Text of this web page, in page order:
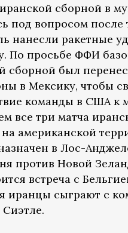
сборной в
под вопросом
нанесли ракетные
По просьбе ФФИ
сборной был
в Мексику, чтобы
команды в США к
все три матча
американской
в Лос-
против Новой
встреча с
иранцы сыграют с
Сиэтле.